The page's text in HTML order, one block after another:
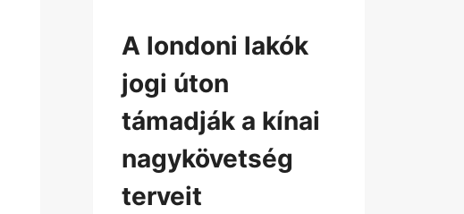
A londoni lakók
jogi úton
támadják a kínai
nagykövetség
terveit